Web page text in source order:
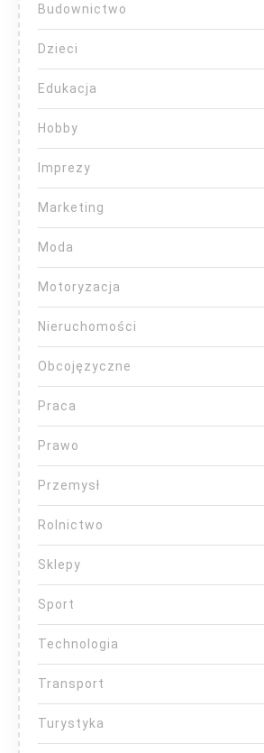
Budownictwo
Dzieci
Edukacja
Hobby
Imprezy
Marketing
Moda
Motoryzacja
Nieruchomości
Obcojęzyczne
Praca
Prawo
Przemysł
Rolnictwo
Sklepy
Sport
Technologia
Transport
Turystyka